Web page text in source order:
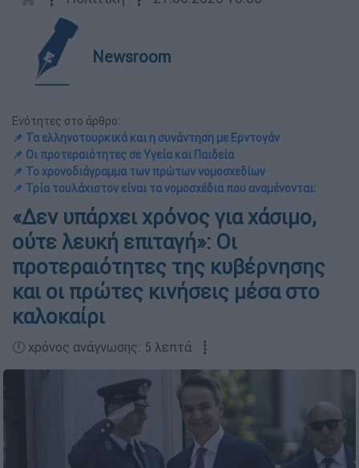
Newsroom
Ενότητες στο άρθρο:
📌 Τα ελληνοτουρκικά και η συνάντηση με Ερντογάν
📌 Οι προτεραιότητες σε Υγεία και Παιδεία
📌 Το χρονοδιάγραμμα των πρώτων νομοσχεδίων
📌 Τρία τουλάχιστον είναι τα νομοσχέδια που αναμένονται:
«Δεν υπάρχει χρόνος για χάσιμο,
ούτε λευκή επιταγή»: Οι
προτεραιότητες της κυβέρνησης
και οι πρώτες κινήσεις μέσα στο
καλοκαίρι
🕛 χρόνος ανάγνωσης: 5 λεπτά ┋